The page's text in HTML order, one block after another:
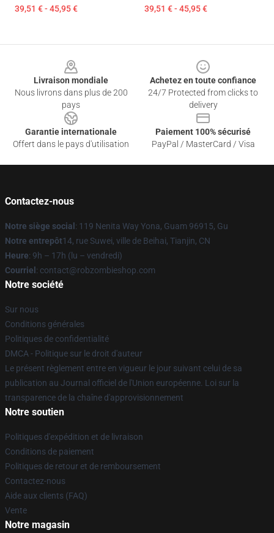
39,51 € - 45,95 € 39,51 € - 45,95 €
Livraison mondiale
Nous livrons dans plus de 200
pays
Achetez en toute confiance
24/7 Protected from clicks to
delivery
Garantie internationale
Offert dans le pays d'utilisation
Paiement 100% sécurisé
PayPal / MasterCard / Visa
Contactez-nous
Notre siège social : 119 Nenita Way Yona, Guam 96915, Gu
Notre entrepôt14, rue Suwei, ville de Beihai, Tianjin, CN
Heure: 9h – 17h (lu – vendredi)
Courriel : contact@robzombieshop.com
Notre société
Sur nous
Conditions générales
Politiques de confidentialité
DMCA - Politique sur le droit d'auteur
Le présent règlement entre en vigueur le jour suivant celui de sa
publication au Journal officiel de l'Union européenne. Loi sur la
transparence de la chaîne d'approvisionnement
Notre soutien
Politiques d'expédition et de livraison
Conditions de paiement
Politiques de retour et de remboursement
Contactez-nous
Aide aux clients (FAQ)
Vente
Notre magasin